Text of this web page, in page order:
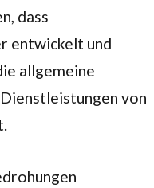
dass
entwickelt und
allgemeine
von